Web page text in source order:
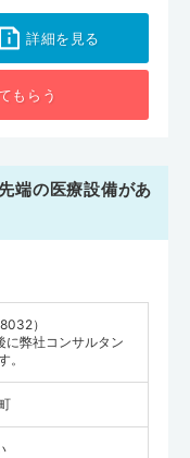
詳細を見る
もらう
端の医療設備があ
）
に弊社コンサルタン
。